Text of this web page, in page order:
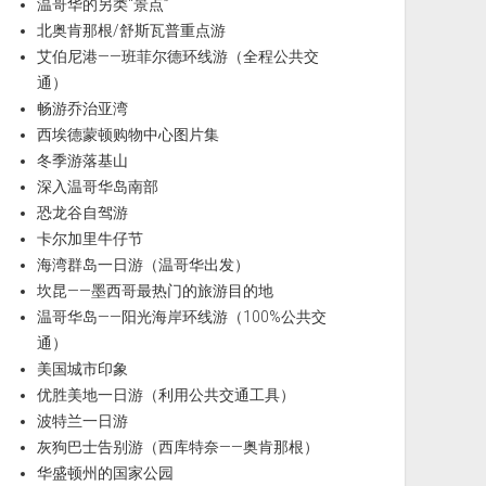
温哥华的另类“景点”
北奥肯那根/舒斯瓦普重点游
艾伯尼港——班菲尔德环线游（全程公共交
通）
畅游乔治亚湾
西埃德蒙顿购物中心图片集
冬季游落基山
深入温哥华岛南部
恐龙谷自驾游
卡尔加里牛仔节
海湾群岛一日游（温哥华出发）
坎昆——墨西哥最热门的旅游目的地
温哥华岛——阳光海岸环线游（100%公共交
通）
美国城市印象
优胜美地一日游（利用公共交通工具）
波特兰一日游
灰狗巴士告别游（西库特奈——奥肯那根）
华盛顿州的国家公园